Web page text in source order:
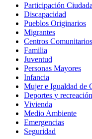
Participación
Discapacidad
Pueblos Originarios
Migrantes
Centros Comunitarios
Familia
Juventud
Personas Mayores
Infancia
Mujer e Igualdad de
Deportes y recreación
Vivienda
Medio Ambiente
Emergencias
Seguridad